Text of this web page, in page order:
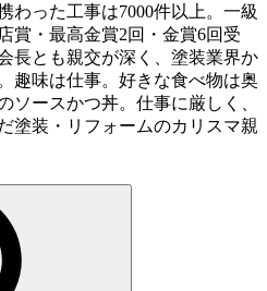
わった工事は7000件以上。一級
賞・最高金賞2回・金賞6回受
長とも親交が深く、塗装業界か
趣味は仕事。好きな食べ物は奥
ソースかつ丼。仕事に厳しく、
塗装・リフォームのカリスマ親